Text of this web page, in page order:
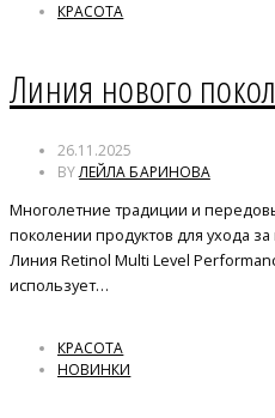
КРАСОТА
Линия нового
26.11.2025
BYЛЕЙЛА БАРИНОВА
Многолетние традиции и
поколении продуктов для ухода
Линия Retinol Multi Level
использует…
КРАСОТА
НОВИНКИ